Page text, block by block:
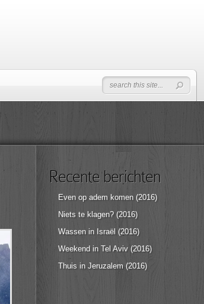
Recente berichten
Even op adem komen (2016)
Niets te klagen? (2016)
Wassen in Israël (2016)
Weekend in Tel Aviv (2016)
Thuis in Jeruzalem (2016)